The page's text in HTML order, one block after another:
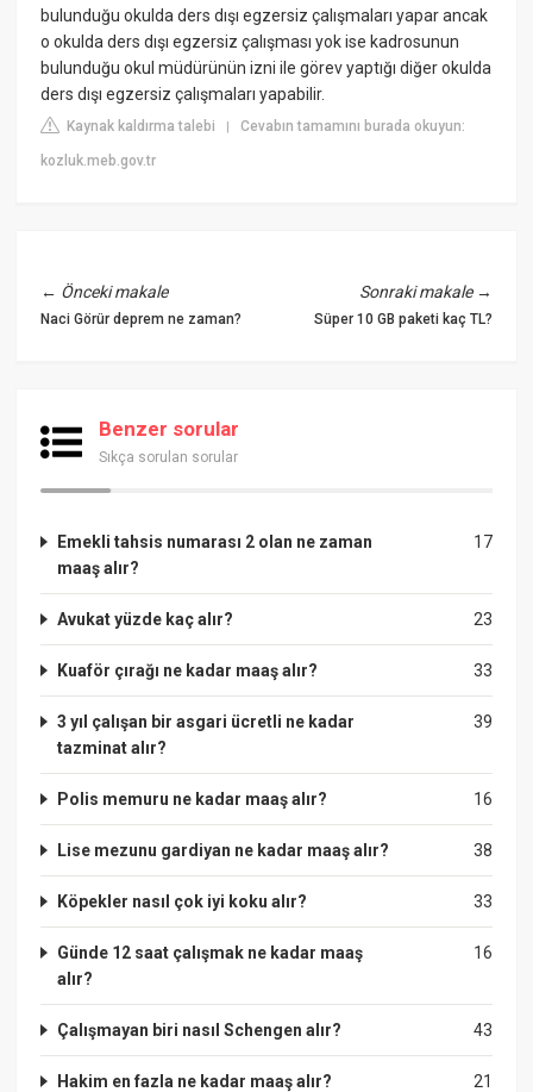
bulunduğu okulda ders dışı egzersiz çalışmaları yapar ancak
o okulda ders dışı egzersiz çalışması yok ise kadrosunun
bulunduğu okul müdürünün izni ile görev yaptığı diğer okulda
ders dışı egzersiz çalışmaları yapabilir.
Kaynak kaldırma talebi |Cevabın tamamını burada okuyun:
kozluk.meb.gov.tr
← Önceki makale
Naci Görür deprem ne zaman?
Sonraki makale→
Süper 10 GB paketi kaç TL?
Benzer sorular
Sıkça sorulan sorular
17
Emekli tahsis numarası 2 olan ne zaman
maaş alır?
23
Avukat yüzde kaç alır?
33
Kuaför çırağı ne kadar maaş alır?
39
3 yıl çalışan bir asgari ücretli ne kadar
tazminat alır?
16
Polis memuru ne kadar maaş alır?
38
Lise mezunu gardiyan ne kadar maaş alır?
33
Köpekler nasıl çok iyi koku alır?
16
Günde 12 saat çalışmak ne kadar maaş
alır?
43
Çalışmayan biri nasıl Schengen alır?
21
Hakim en fazla ne kadar maaş alır?